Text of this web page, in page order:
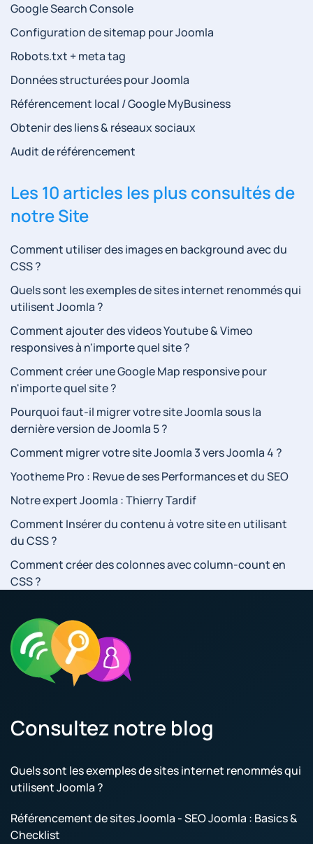
Google Search Console
Configuration de sitemap pour Joomla
Robots.txt + meta tag
Données structurées pour Joomla
Référencement local / Google MyBusiness
Obtenir des liens & réseaux sociaux
Audit de référencement
Les 10 articles les plus consultés de
notre Site
Comment utiliser des images en background avec du
CSS ?
Quels sont les exemples de sites internet renommés qui
utilisent Joomla ?
Comment ajouter des videos Youtube & Vimeo
responsives à n'importe quel site ?
Comment créer une Google Map responsive pour
n'importe quel site ?
Pourquoi faut-il migrer votre site Joomla sous la
dernière version de Joomla 5 ?
Comment migrer votre site Joomla 3 vers Joomla 4 ?
Yootheme Pro : Revue de ses Performances et du SEO
Notre expert Joomla : Thierry Tardif
Comment Insérer du contenu à votre site en utilisant
du CSS ?
Comment créer des colonnes avec column-count en
CSS ?
Consultez notre blog
Quels sont les exemples de sites internet renommés qui
utilisent Joomla ?
Référencement de sites Joomla - SEO Joomla : Basics &
Checklist